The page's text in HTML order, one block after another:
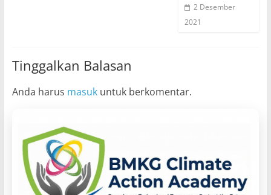
2 Desember
2021
Tinggalkan Balasan
Anda harus masukuntuk berkomentar.